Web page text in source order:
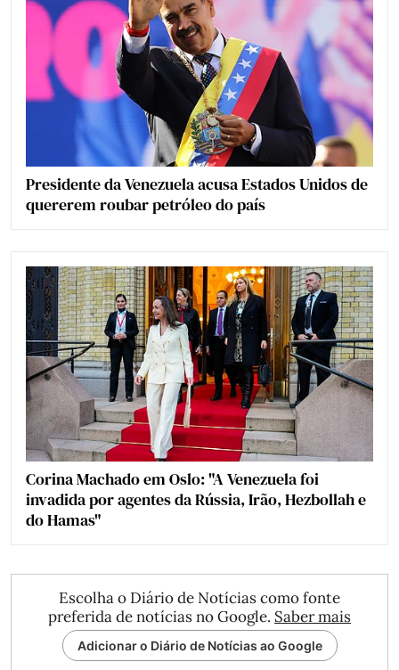
Presidente da Venezuela acusa Estados Unidos de
quererem roubar petróleo do país
Corina Machado em Oslo: "A Venezuela foi
invadida por agentes da Rússia, Irão, Hezbollah e
do Hamas"
Escolha o Diário de Notícias como fonte
preferida de notícias no Google. Saber mais
Adicionar o Diário de Notícias ao Google